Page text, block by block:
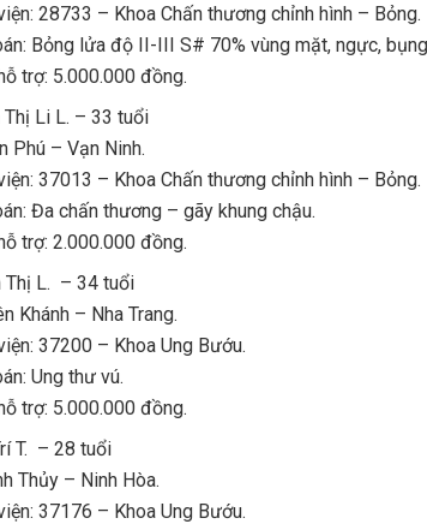
28733 – Khoa Chấn thương chỉnh hình – Bỏng.
Bỏng lửa độ II-III S# 70% vùng mặt, ngực,
trợ: 5.000.000 đồng.
Thị Li L. – 33 tuổi
Phú – Vạn Ninh.
37013 – Khoa Chấn thương chỉnh hình – Bỏng.
Đa chấn thương – gãy khung chậu.
trợ: 2.000.000 đồng.
Thị L. – 34 tuổi
Khánh – Nha Trang.
37200 – Khoa Ung Bướu.
Ung thư vú.
trợ: 5.000.000 đồng.
T. – 28 tuổi
Thủy – Ninh Hòa.
37176 – Khoa Ung Bướu.